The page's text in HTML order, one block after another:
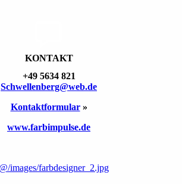
KONTAKT
+49 5634 821
Schwellen­berg@web.de
Kontakt­formular»
www.farbimpulse.de